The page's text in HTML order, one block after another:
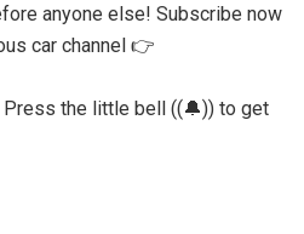
anyone else! Subscribe now
car channel 👉
the little bell ((🔔)) to get